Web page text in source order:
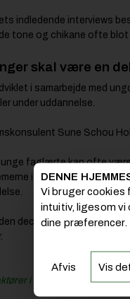
indledende interviews
tone og chikane ofte blot
skal være en
i samarbejde med
under uddannelse.
Sune Schou
faglærte kan ofte være
i dagligdagen, også
december 2025
i byggeriet forpligter
DENNE
Vi bruger cookies
intuitiv, ligesom vi
dine præferencer.
Afvis Vis